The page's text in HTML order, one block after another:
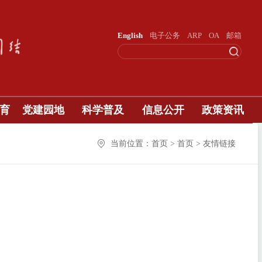
English 电子公务 ARP OA 邮箱
党建园地 科学普及 信息公开 政策资讯
当前位置：首页 > 首页 > 友情链接